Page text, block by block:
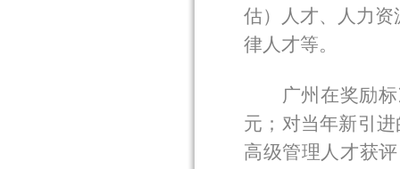
估）人才、人力
律人才等。
广州在奖励
元；对当年新引
高级管理人才获